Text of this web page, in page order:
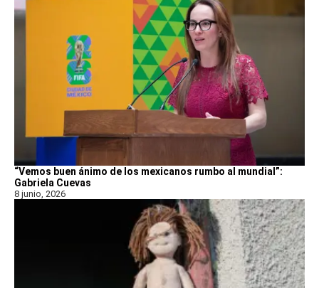
“Vemos buen ánimo de los mexicanos rumbo al mundial”:
Gabriela Cuevas
8 junio, 2026